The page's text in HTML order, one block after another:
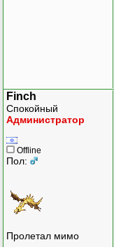
Finch
Спокойный
Администратор
Offline
Пол:
Пролетал мимо